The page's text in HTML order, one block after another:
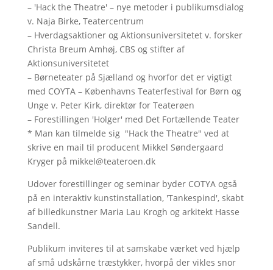
– 'Hack the Theatre' – nye metoder i publikumsdialog
v. Naja Birke, Teatercentrum
– Hverdagsaktioner og Aktionsuniversitetet v. forsker
Christa Breum Amhøj, CBS og stifter af
Aktionsuniversitetet
– Børneteater på Sjælland og hvorfor det er vigtigt
med COYTA – Københavns Teaterfestival for Børn og
Unge v. Peter Kirk, direktør for Teaterøen
– Forestillingen 'Holger' med Det Fortællende Teater
* Man kan tilmelde sig "Hack the Theatre" ved at
skrive en mail til producent Mikkel Søndergaard
Kryger på mikkel@teateroen.dk
Udover forestillinger og seminar byder COTYA også
på en interaktiv kunstinstallation, 'Tankespind', skabt
af billedkunstner Maria Lau Krogh og arkitekt Hasse
Sandell.
Publikum inviteres til at samskabe værket ved hjælp
af små udskårne træstykker, hvorpå der vikles snor